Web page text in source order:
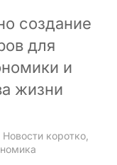
создание
для
и
жизни
Новости коротко,